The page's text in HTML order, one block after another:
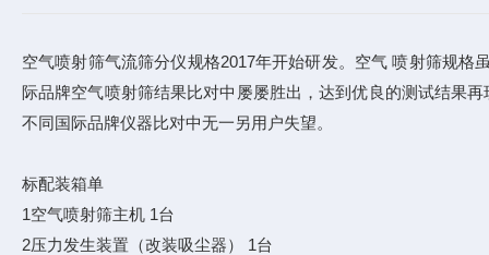
空气喷射筛气流筛分仪规格2017年开始研发。空气 喷射筛规
际品牌空气喷射筛结果比对中屡屡胜出，达到优良的测试结果
不同国际品牌仪器比对中无一另用户失望。
标配装箱单
1空气喷射筛主机 1台
2压力发生装置（改装吸尘器） 1台